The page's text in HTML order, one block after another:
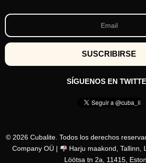
SÍGUENOS EN
© 2026 Cubalite. Todos los derechos
Company OÜ |
Harju maakond, Tallinn,
Löötsa tn 2a, 11415,